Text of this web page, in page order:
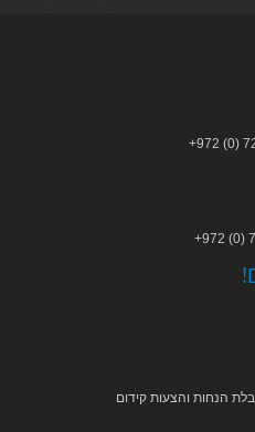
הנחות והצעות קידום